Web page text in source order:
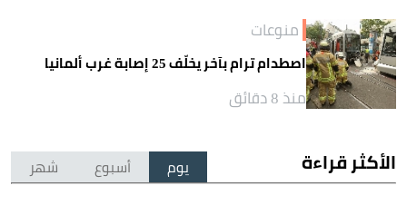
منوعات
اصطدام ترام بآخر يخلّف 25 إصابة غرب ألمانيا
منذ 8 دقائق
الأكثر قراءة يوم أسبوع شهر